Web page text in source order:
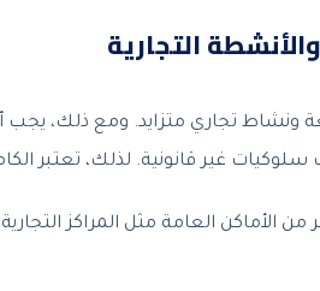
التجارية
ونشاط تجاري متزايد. ومع ذلك، يجب
غير قانونية. لذلك، تعتبر
من الأماكن العامة مثل المراكز